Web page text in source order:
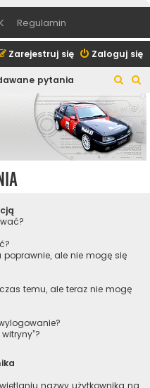
Regulamin
Zaloguj się
Zarejestruj się
pytania
z
u
k
z
u
k
a
poprawnie, ale nie mogę się
temu, ale teraz nie mogę
nazwy użytkownika na